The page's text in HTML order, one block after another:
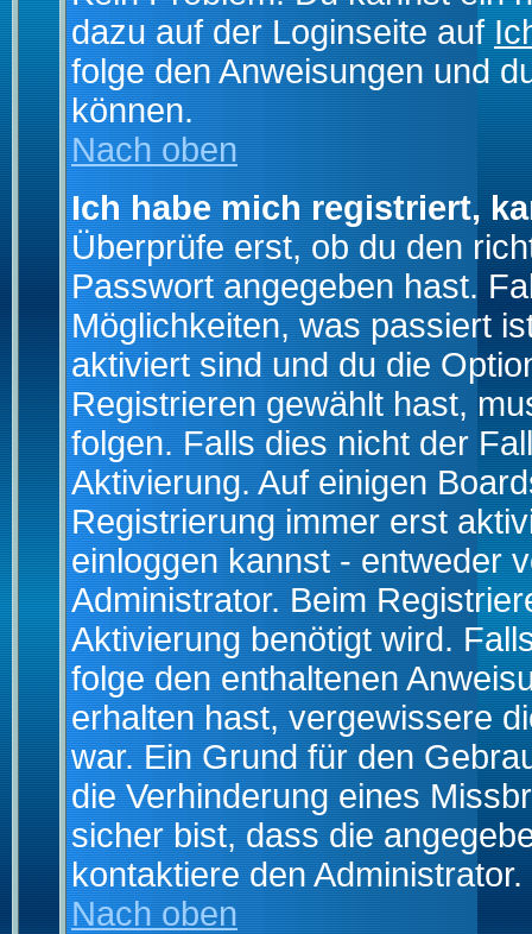
dazu auf der Loginseite auf
folge den Anweisungen und
können.
Nach oben
Ich habe mich registriert,
Überprüfe erst, ob du den
Passwort angegeben hast.
Möglichkeiten, was passiert
aktiviert sind und du die
Registrieren gewählt hast,
folgen. Falls dies nicht der
Aktivierung. Auf einigen
Registrierung immer erst
einloggen kannst - entweder
Administrator. Beim
Aktivierung benötigt wird.
folge den enthaltenen
erhalten hast, vergewissere
war. Ein Grund für den
die Verhinderung eines
sicher bist, dass die
kontaktiere den Administrator.
Nach oben